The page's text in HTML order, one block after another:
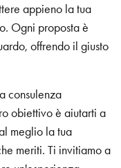
appieno la tua
Ogni proposta è
offrendo il giusto
consulenza
obiettivo è aiutarti a
meglio la tua
meriti. Ti invitiamo a